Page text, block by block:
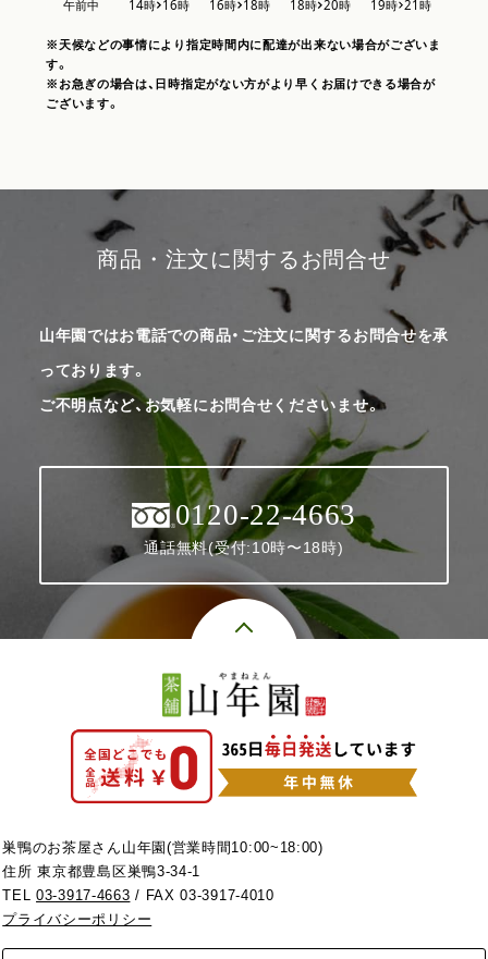
※天候などの事情により指定時間内に配達が出来ない場合がございま
す。
※お急ぎの場合は、日時指定がない方がより早くお届けできる場合が
ございます。
商品・注文に関するお問合せ
山年園ではお電話での商品・ご注文に関するお問合せを承
っております。
ご不明点など、お気軽にお問合せくださいませ。
0120-22-4663
通話無料(受付:10時〜18時)
巣鴨のお茶屋さん山年園(営業時間10:00~18:00)
住所 東京都豊島区巣鴨3-34-1
TEL03-3917-4663 / FAX 03-3917-4010
プライバシーポリシー